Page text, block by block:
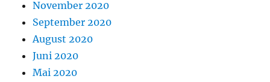
November 2020
September 2020
August 2020
Juni 2020
Mai 2020